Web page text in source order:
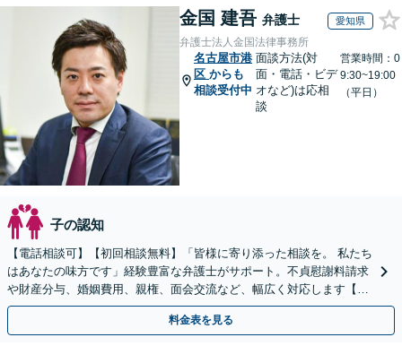
金国 建吾 弁護士 愛知県
弁護士法人金国法律事務所
名古屋市港
区 からも
相談受付中
面談方法(対
面・電話・ビデ
オなど)は応相
談
営業時間：0
9:30~19:00
（平日）
子の認知
【電話相談可】【初回相談無料】「皆様に寄り添った相談を。 私たち
はあなたの味方です」経験豊富な弁護士がサポート。不貞慰謝料請求
や財産分与、婚姻費用、親権、面会交流など、幅広く対応します【夜
間・休日面談可】【完全個室】【名古屋駅7分】
料金表を見る